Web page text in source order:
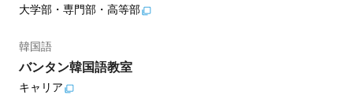
大学部・専門部・高等部
韓国語
バンタン韓国語教室
キャリア